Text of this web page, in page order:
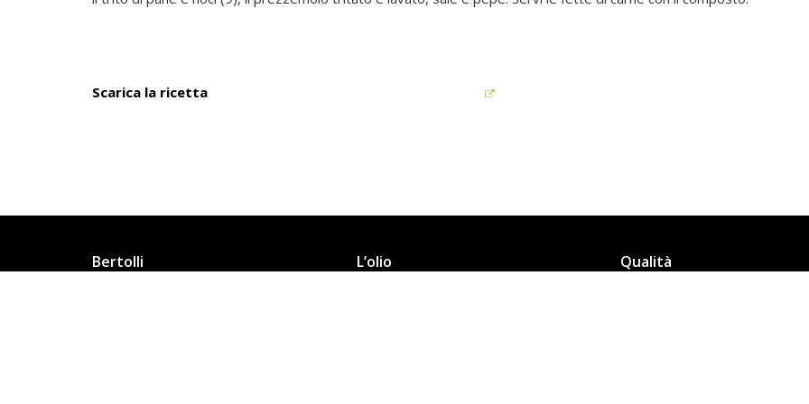
Scarica la ricetta
Bertolli n°1 al mondo
Privacy policy
Originale
Ideale per cucinare
Guida all’olio
La conservazione